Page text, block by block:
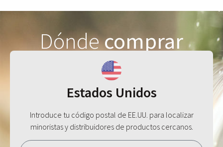
Dóndecomprar
Estados Unidos
Introduce tu código postal de EE.UU. para localizar
minoristas y distribuidores de productos cercanos.